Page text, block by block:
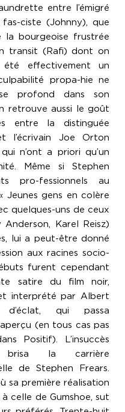
entre l’émigré
ciste (Johnny), que
la bourgeoise frustrée
transit (Rafi) dont on
effectivement un
propa-hie ne
profond dans son
retrouve aussi le goût
entre la distinguée
l’écrivain Joe Orton
n’ont a priori qu’un
Même si Stephen
pro-fessionnels au
Jeunes gens en colère
quelques-uns de ceux
Karel Reisz)
lui a peut-être donné
aux racines socio-
furent cependant
satire du film noir,
interprété par Albert
qui passa
(en tous cas pas
Positif). L’insuccès
la carrière
de Stephen Frears.
sa première réalisation
celle de Gumshoe, sut